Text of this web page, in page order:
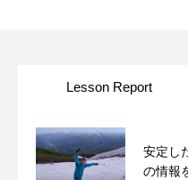
Lesson Report
安定し
の情報